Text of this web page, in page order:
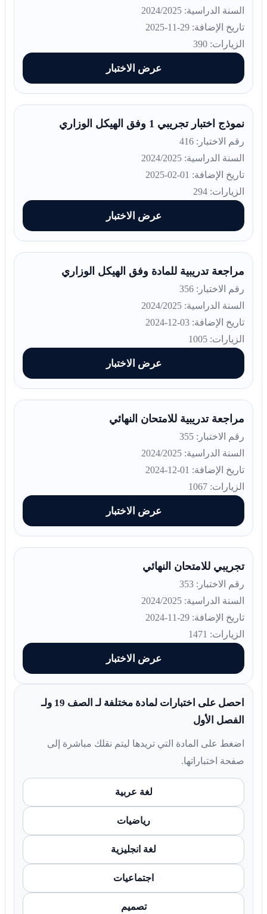
السنة الدراسية: 2024/2025
تاريخ الإضافة: 29-11-2025
الزيارات: 390
عرض الاختبار
نموذج اختبار تجريبي 1 وفق الهيكل الوزاري
رقم الاختبار: 416
السنة الدراسية: 2024/2025
تاريخ الإضافة: 01-02-2025
الزيارات: 294
عرض الاختبار
مراجعة تدريبية للمادة وفق الهيكل الوزاري
رقم الاختبار: 356
السنة الدراسية: 2024/2025
تاريخ الإضافة: 03-12-2024
الزيارات: 1005
عرض الاختبار
مراجعة تدريبية للامتحان النهائي
رقم الاختبار: 355
السنة الدراسية: 2024/2025
تاريخ الإضافة: 01-12-2024
الزيارات: 1067
عرض الاختبار
تجريبي للامتحان النهائي
رقم الاختبار: 353
السنة الدراسية: 2024/2025
تاريخ الإضافة: 29-11-2024
الزيارات: 1471
عرض الاختبار
احصل على اختبارات لمادة مختلفة لـ الصف 19 ولـ
الفصل الأول
اضغط على المادة التي تريدها ليتم نقلك مباشرة إلى
صفحة اختباراتها.
لغة عربية
رياضيات
لغة انجليزية
اجتماعيات
تصميم